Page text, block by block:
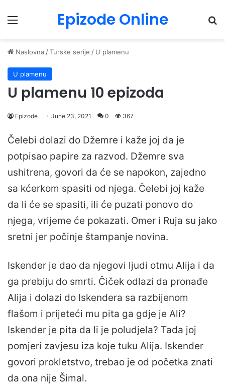
Menu Epizode Online
Naslovna /Turske serije / U plamenu
U plamenu
U plamenu 10 epizoda
Epizode June 23, 2021 0 367
Čelebi dolazi do Džemre i kaže joj da je
potpisao papire za razvod. Džemre sva
ushitrena, govori da će se napokon, zajedno
sa kćerkom spasiti od njega. Čelebi joj kaže
da li će se spasiti, ili će puzati ponovo do
njega, vrijeme će pokazati. Omer i Ruja su jako
sretni jer počinje štampanje novina.
Iskender je dao da njegovi ljudi otmu Alija i da
ga prebiju do smrti. Čiček odlazi da pronađe
Alija i dolazi do Iskendera sa razbijenom
flašom i prijeteći mu pita ga gdje je Ali?
Iskender je pita da li je poludjela? Tada joj
pomjeri zavjesu iza koje tuku Alija. Iskender
govori prokletstvo, trebao je od početka znati
da ona nije Šimal.